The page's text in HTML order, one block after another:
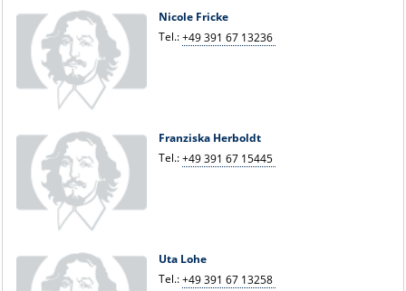
Nicole Fricke
Tel.:+49 391 67 13236
Franziska Herboldt
Tel.:+49 391 67 15445
Uta Lohe
Tel.:+49 391 67 13258